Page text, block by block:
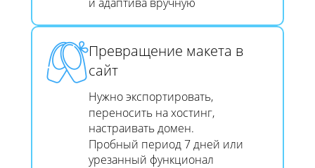
Превращение макета в
сайт​​​​​​​
Нужно экспортировать,
переносить на хостинг,
настраивать домен.
Пробный период 7 дней или
урезанный функционал